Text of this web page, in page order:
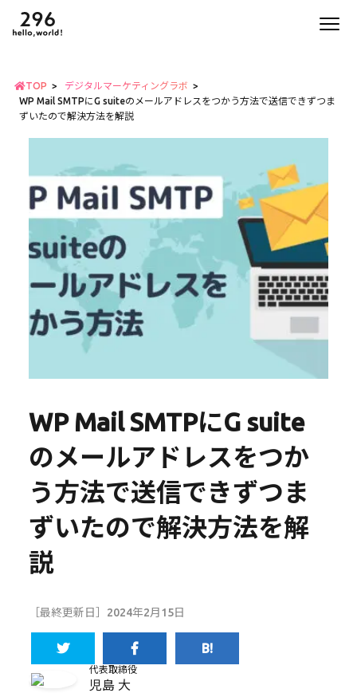
TOP
デジタルマーケティングラボ
WP Mail SMTPにG suiteのメールアドレスをつかう方法で送信できずつま
ずいたので解決方法を解説
WP Mail SMTPにG suite
のメールアドレスをつか
う方法で送信できずつま
ずいたので解決方法を解
説
［最終更新日］2024年2月15日
代表取締役
児島 大